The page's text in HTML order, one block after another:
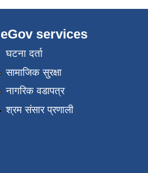
eGov services
घटना दर्ता
सामाजिक सुरक्षा
नागरिक वडापत्र
श्रम संसार प्रणाली